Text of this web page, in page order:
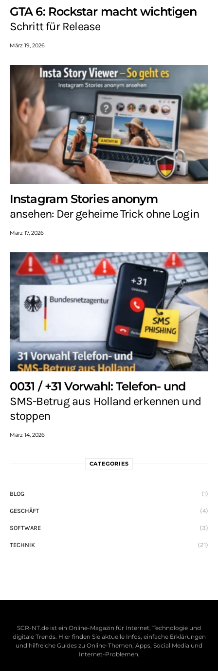
GTA 6: Rockstar macht wichtigen
Schritt für Release
März 19, 2026
Instagram Stories anonym
ansehen: Der geheime Trick ohne Login
März 17, 2026
0031 / +31 Vorwahl: Telefon- und
SMS-Betrug aus Holland erkennen und
stoppen
März 14, 2026
CATEGORIES
BLOG (1)
GESCHÄFT (4)
SOFTWARE (3)
TECHNIK (21)
SCR-NT.de ist ein Online-Magazin für Internet, Technologie und
digitale Trends. Hier finden Sie aktuelle Infos, einfache Erklärungen
und hilfreiche Guides zu Online-Themen, Apps, Social Media und
Internet-Problemen.